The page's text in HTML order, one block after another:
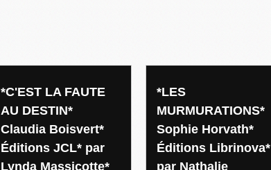
*C'EST LA FAUTE
AU DESTIN*
Claudia Boisvert*
Éditions JCL* par
Lynda Massicotte*
*LES
MURMURATIONS*
Sophie Horvath*
Éditions Librinova*
par Nathalie